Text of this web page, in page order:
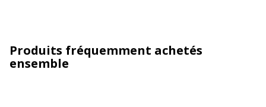
Produits fréquemment achetés
ensemble